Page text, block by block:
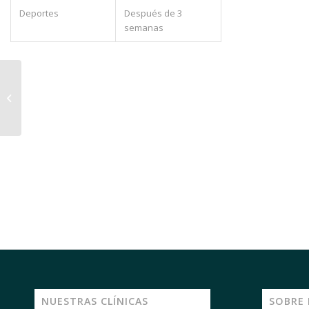
Deportes
Después de 3
semanas
NUESTRAS CLÍNICAS SOBRE